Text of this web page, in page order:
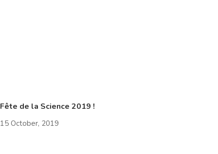
Fête de la Science 2019 !
15 October, 2019